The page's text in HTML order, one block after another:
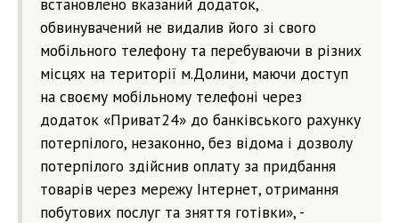
обвинувачений не видалив його зі свого
мобільного телефону та перебуваючи в різних
місцях на території м.Долини, маючи доступ
на своєму мобільному телефоні через
додаток «Приват24» до банківського рахунку
потерпілого, незаконно, без відома і дозволу
потерпілого здійснив оплату за придбання
товарів через мережу Інтернет, отримання
побутових послуг та зняття готівки», -